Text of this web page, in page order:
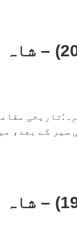
داستانِ حج 1440 ھ
سیر کے بعد،
داستانِ حج 1440 ھ